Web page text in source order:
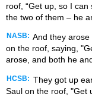
roof, “Get up, so I
the two of them – he
NASB: And they
on the roof, saying,
arose, and both he
HCSB: They got up
Saul on the roof, "Get